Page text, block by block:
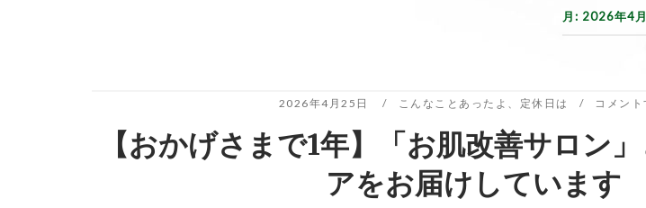
月: 2026年4月
2026年4月25日 こんなことあったよ 、 定休日は コメント
【おかげさまで1年】「お肌改善サロン
アをお届けしています